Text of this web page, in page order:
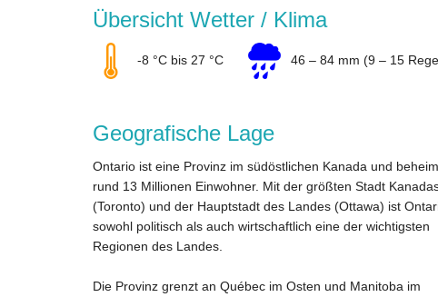
Übersicht Wetter / Klima
-8 °C bis 27 °C 46 – 84 mm (9 – 15
Geografische Lage
Ontario ist eine Provinz im südöstlichen Kanada und
rund 13 Millionen Einwohner. Mit der größten Stadt
(Toronto) und der Hauptstadt des Landes (Ottawa) ist
sowohl politisch als auch wirtschaftlich eine der wichtigsten
Regionen des Landes.
Die Provinz grenzt an Québec im Osten und Manitoba im